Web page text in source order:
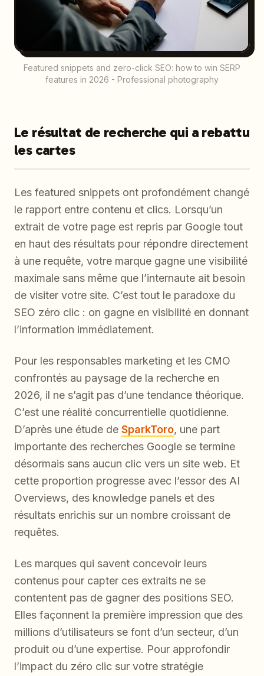
Featured snippets and zero-click SEO: how to win SERP
features in 2026 - Professional photography
Le résultat de recherche qui a rebattu
les cartes
Les featured snippets ont profondément changé
le rapport entre contenu et clics. Lorsqu’un
extrait de votre page est repris par Google tout
en haut des résultats pour répondre directement
à une requête, votre marque gagne une visibilité
maximale sans même que l’internaute ait besoin
de visiter votre site. C’est tout le paradoxe du
SEO zéro clic : on gagne en visibilité en donnant
l’information immédiatement.
Pour les responsables marketing et les CMO
confrontés au paysage de la recherche en
2026, il ne s’agit pas d’une tendance théorique.
C’est une réalité concurrentielle quotidienne.
D’après une étude de SparkToro, une part
importante des recherches Google se termine
désormais sans aucun clic vers un site web. Et
cette proportion progresse avec l’essor des AI
Overviews, des knowledge panels et des
résultats enrichis sur un nombre croissant de
requêtes.
Les marques qui savent concevoir leurs
contenus pour capter ces extraits ne se
contentent pas de gagner des positions SEO.
Elles façonnent la première impression que des
millions d’utilisateurs se font d’un secteur, d’un
produit ou d’une expertise. Pour approfondir
l’impact du zéro clic sur votre stratégie